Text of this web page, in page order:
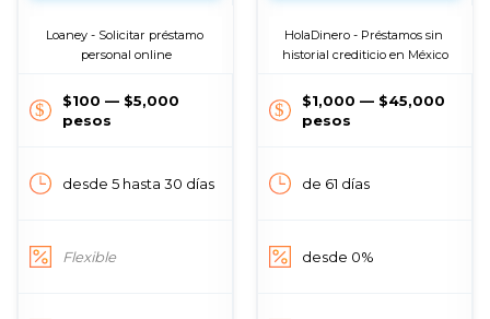
Loaney - Solicitar préstamo
personal online
$100 — $5,000
pesos
desde 5 hasta 30 días
Flexible
HolaDinero - Préstamos sin
historial crediticio en México
$1,000 — $45,000
pesos
de 61 días
desde 0%